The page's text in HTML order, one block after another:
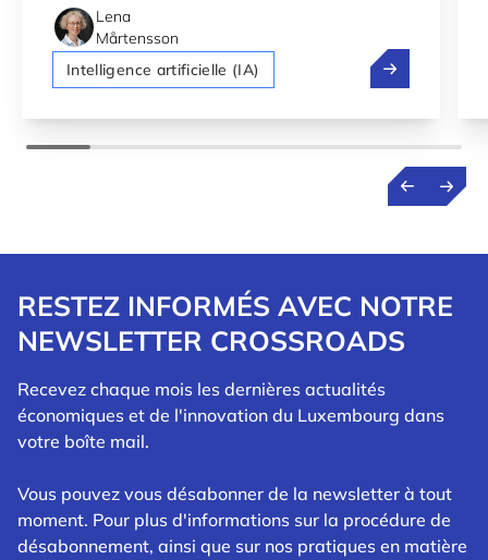
Lena
Mårtensson
Intelligence artificielle (IA)
Une
RESTEZ INFORMÉS AVEC NOTRE
NEWSLETTER CROSSROADS
Recevez chaque mois les dernières actualités
économiques et de l'innovation du Luxembourg dans
votre boîte mail.
Vous pouvez vous désabonner de la newsletter à tout
moment. Pour plus d'informations sur la procédure de
désabonnement, ainsi que sur nos pratiques en matière